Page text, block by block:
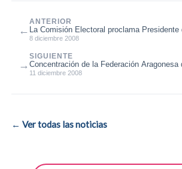
←
ANTERIOR
La Comisión Electoral proclama Presidente
Rodrigo Gómez García
8 diciembre 2008
SIGUIENTE
Concentración de la Federación Aragonesa
CAR de San Cugat
11 diciembre 2008
→
← Ver todas las noticias